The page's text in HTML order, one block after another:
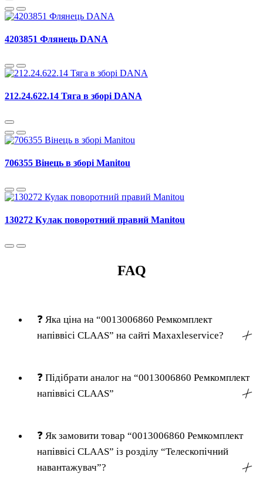
4203851 Флянець DANA
212.24.622.14 Тяга в зборі DANA
706355 Вінець в зборі Manitou
130272 Кулак поворотний правий Manitou
FAQ
❓ Яка ціна на “0013006860 Ремкомплект
напіввісі CLAAS” на сайті Maxaxleservice?
╳
❓ Підібрати аналог на “0013006860 Ремкомплект
напіввісі CLAAS”
╳
❓ Як замовити товар “0013006860 Ремкомплект
напіввісі CLAAS” із розділу “Телескопічний
навантажувач”?
╳